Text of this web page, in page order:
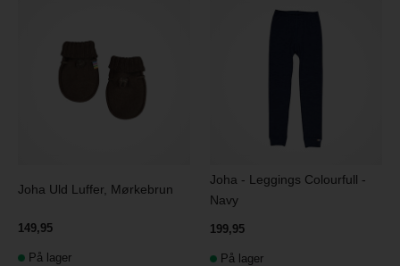
Joha Uld Luffer, Mørkebrun
149,95
På lager
Joha - Leggings Colourfull -
Navy
199,95
På lager